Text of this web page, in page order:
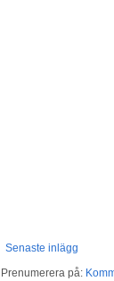
Senaste inlägg
Prenumerera på: